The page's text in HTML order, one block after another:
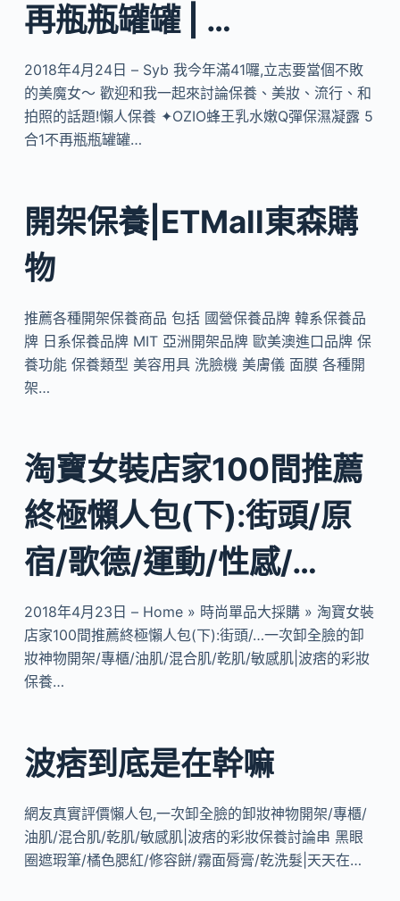
再瓶瓶罐罐 | …
2018年4月24日 – Syb 我今年滿41囉,立志要當個不敗
的美魔女～ 歡迎和我一起來討論保養、美妝、流行、和
拍照的話題!懶人保養 ✦OZIO蜂王乳水嫩Q彈保濕凝露 5
合1不再瓶瓶罐罐…
開架保養|ETMall東森購
物
推薦各種開架保養商品 包括 國營保養品牌 韓系保養品
牌 日系保養品牌 MIT 亞洲開架品牌 歐美澳進口品牌 保
養功能 保養類型 美容用具 洗臉機 美膚儀 面膜 各種開
架…
淘寶女裝店家100間推薦
終極懶人包(下):街頭/原
宿/歌德/運動/性感/…
2018年4月23日 – Home » 時尚單品大採購 » 淘寶女裝
店家100間推薦終極懶人包(下):街頭/…一次卸全臉的卸
妝神物開架/專櫃/油肌/混合肌/乾肌/敏感肌|波痞的彩妝
保養…
波痞到底是在幹嘛
網友真實評價懶人包,一次卸全臉的卸妝神物開架/專櫃/
油肌/混合肌/乾肌/敏感肌|波痞的彩妝保養討論串 黑眼
圈遮瑕筆/橘色腮紅/修容餅/霧面脣膏/乾洗髮|天天在…